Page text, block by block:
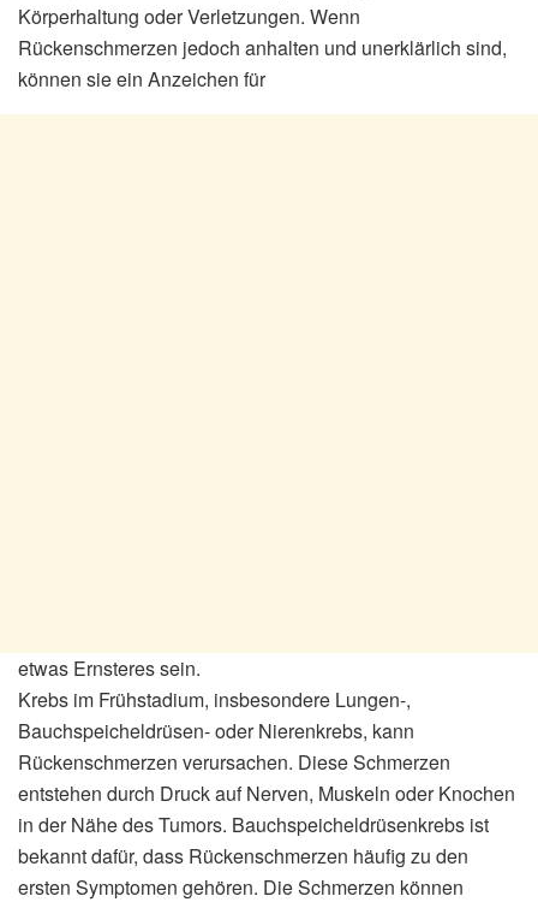
Körperhaltung oder Verletzungen. Wenn
Rückenschmerzen jedoch anhalten und unerklärlich sind,
können sie ein Anzeichen für
etwas Ernsteres sein.
Krebs im Frühstadium, insbesondere Lungen-,
Bauchspeicheldrüsen- oder Nierenkrebs, kann
Rückenschmerzen verursachen. Diese Schmerzen
entstehen durch Druck auf Nerven, Muskeln oder Knochen
in der Nähe des Tumors. Bauchspeicheldrüsenkrebs ist
bekannt dafür, dass Rückenschmerzen häufig zu den
ersten Symptomen gehören. Die Schmerzen können